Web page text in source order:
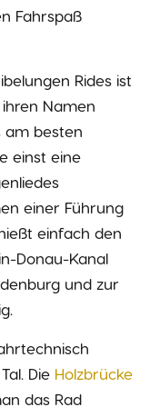
Fahrspaß
Rides ist
ihren Namen
am besten
einst eine
einer Führung
einfach den
Donau-Kanal
und zur
Die Holzbrücke
das Rad